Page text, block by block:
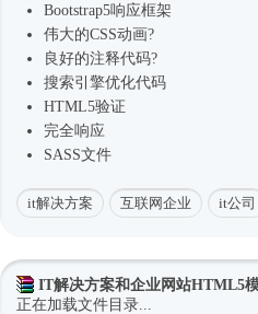
Bootstrap5响应框架
伟大的CSS动画?
良好的注释代码?
搜索引擎优化代码
HTML5验证
完全响应
SASS文件
it解决方案 互联网企业 it公司
IT解决方案和企业网站HTML5
正在加载文件目录...